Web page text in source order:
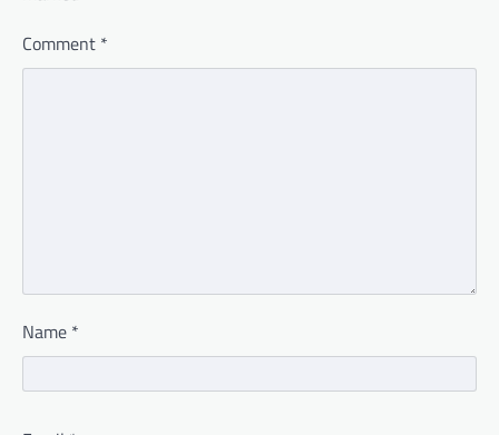
Comment *
Name *